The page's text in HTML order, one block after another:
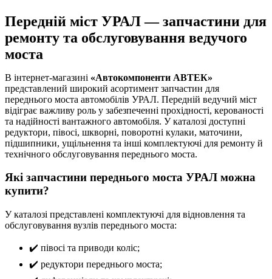
Передній міст УРАЛ — запчастини для
ремонту та обслуговування ведучого
моста
В інтернет-магазині «Автокомпоненти АВТЕК»
представлений широкий асортимент запчастин для
переднього моста автомобілів УРАЛ. Передній ведучий міст
відіграє важливу роль у забезпеченні прохідності, керованості
та надійності вантажного автомобіля. У каталозі доступні
редуктори, півосі, шкворні, поворотні кулаки, маточини,
підшипники, ущільнення та інші комплектуючі для ремонту й
технічного обслуговування переднього моста.
Які запчастини переднього моста УРАЛ можна
купити?
У каталозі представлені комплектуючі для відновлення та
обслуговування вузлів переднього моста:
✔️ півосі та приводи коліс;
✔️ редуктори переднього моста;